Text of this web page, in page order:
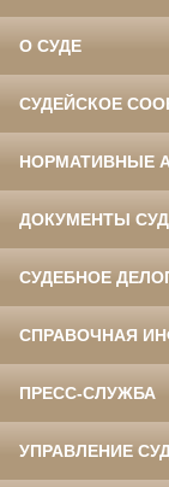
О СУДЕ
СУДЕЙСКОЕ
НОРМАТИВНЫЕ
ДОКУМЕНТЫ
СУДЕБНОЕ
СПРАВОЧНАЯ
ПРЕСС-СЛУЖБА
УПРАВЛЕНИЕ